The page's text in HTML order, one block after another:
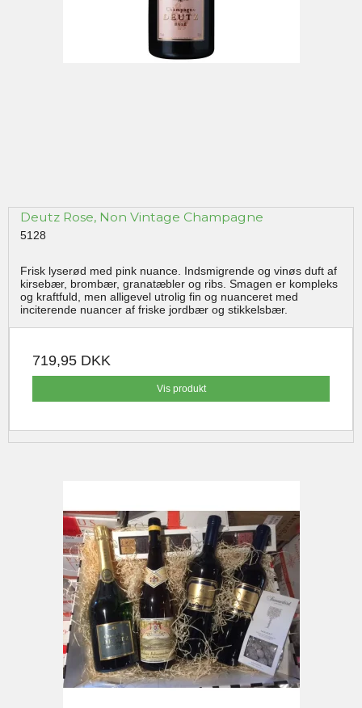
Deutz Rose, Non Vintage Champagne
5128
Frisk lyserød med pink nuance. Indsmigrende og vinøs duft af
kirsebær, brombær, granatæbler og ribs. Smagen er kompleks
og kraftfuld, men alligevel utrolig fin og nuanceret med
inciterende nuancer af friske jordbær og stikkelsbær.
719,95 DKK
Vis produkt